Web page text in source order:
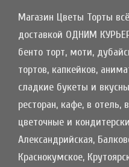
Магазин Цветы Торты
доставкой ОДНИМ
бенто торт, моти,
тортов, капкейков,
сладкие букеты и
ресторан, кафе, в отель,
цветочные и
Александрийская,
Краснокумское,